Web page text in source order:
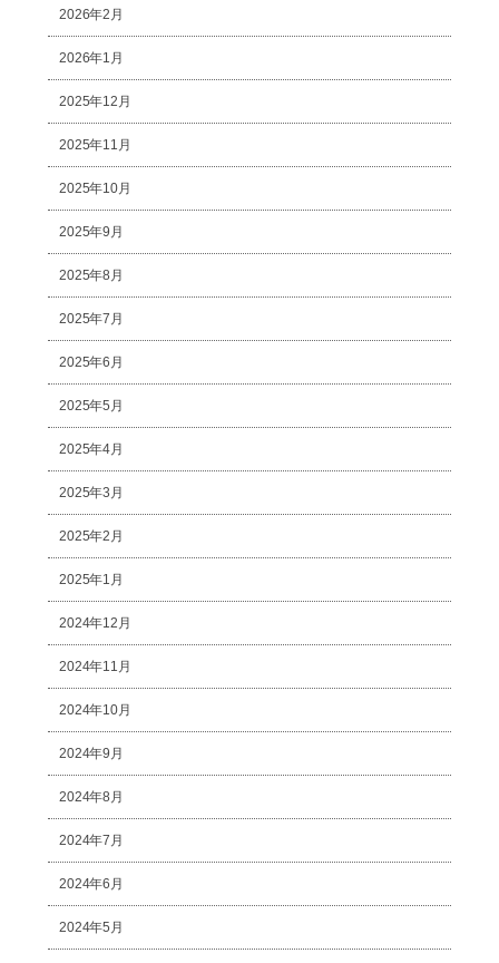
2026年2月
2026年1月
2025年12月
2025年11月
2025年10月
2025年9月
2025年8月
2025年7月
2025年6月
2025年5月
2025年4月
2025年3月
2025年2月
2025年1月
2024年12月
2024年11月
2024年10月
2024年9月
2024年8月
2024年7月
2024年6月
2024年5月